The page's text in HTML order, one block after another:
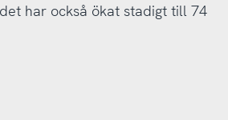
har också ökat stadigt till 74